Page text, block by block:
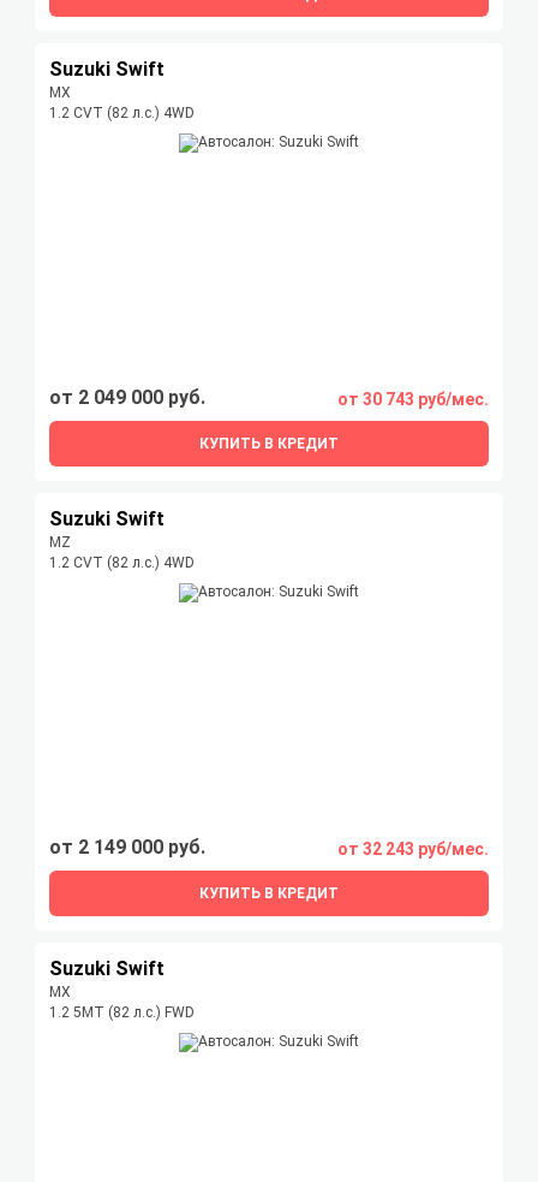
Suzuki Swift
MX
1.2 CVT (82 л.с.) 4WD
от 2 049 000 руб. от 30 743 руб/мес.
КУПИТЬ В КРЕДИТ
Suzuki Swift
MZ
1.2 CVT (82 л.с.) 4WD
от 2 149 000 руб. от 32 243 руб/мес.
КУПИТЬ В КРЕДИТ
Suzuki Swift
MX
1.2 5MT (82 л.с.) FWD